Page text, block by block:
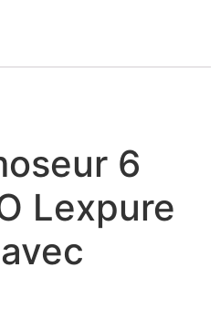
6
Lexpure